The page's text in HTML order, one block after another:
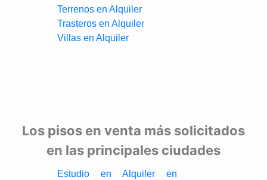
Terrenos en Alquiler
Trasteros en Alquiler
Villas en Alquiler
Los pisos en venta más solicitados
en las principales ciudades
Estudio en Alquiler en